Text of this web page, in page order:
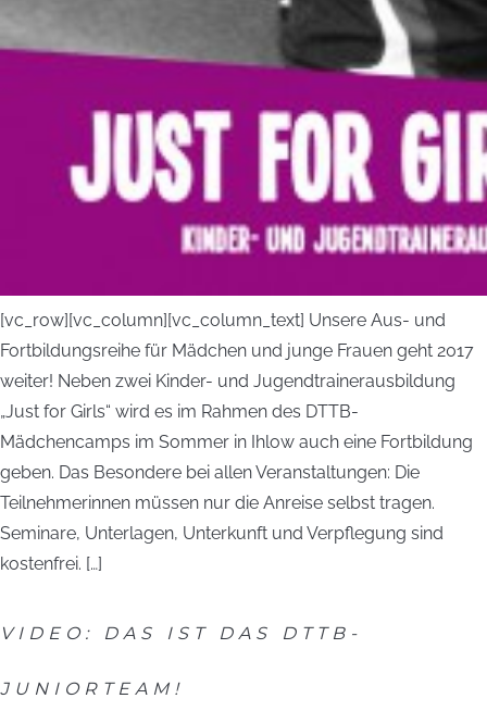
[vc_row][vc_column][vc_column_text] Unsere Aus- und
Fortbildungsreihe für Mädchen und junge Frauen geht 2017
weiter! Neben zwei Kinder- und Jugendtrainerausbildung
„Just for Girls“ wird es im Rahmen des DTTB-
Mädchencamps im Sommer in Ihlow auch eine Fortbildung
geben. Das Besondere bei allen Veranstaltungen: Die
Teilnehmerinnen müssen nur die Anreise selbst tragen.
Seminare, Unterlagen, Unterkunft und Verpflegung sind
kostenfrei. […]
VIDEO: DAS IST DAS DTTB-
JUNIORTEAM!